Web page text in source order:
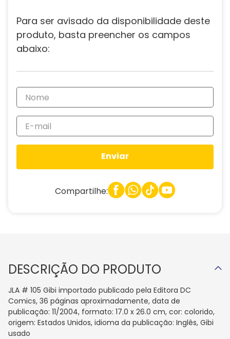
Para ser avisado da disponibilidade deste
produto, basta preencher os campos
abaixo:
Enviar
Compartilhe:
DESCRIÇÃO DO PRODUTO
JLA # 105 Gibi importado publicado pela Editora DC
Comics, 36 páginas aproximadamente, data de
publicação: 11/2004, formato: 17.0 x 26.0 cm, cor: colorido,
origem: Estados Unidos, idioma da publicação: Inglês, Gibi
usado